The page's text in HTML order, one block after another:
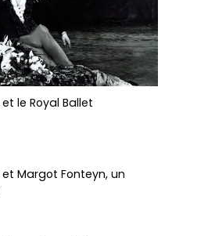
le Royal Ballet
Margot Fonteyn, un